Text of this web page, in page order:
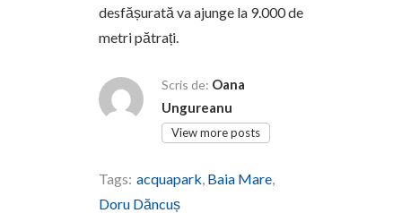
desfășurată va ajunge la 9.000 de
metri pătrați.
Scris de: Oana
Ungureanu
View more posts
Tags: acquapark, Baia Mare,
Doru Dăncuș